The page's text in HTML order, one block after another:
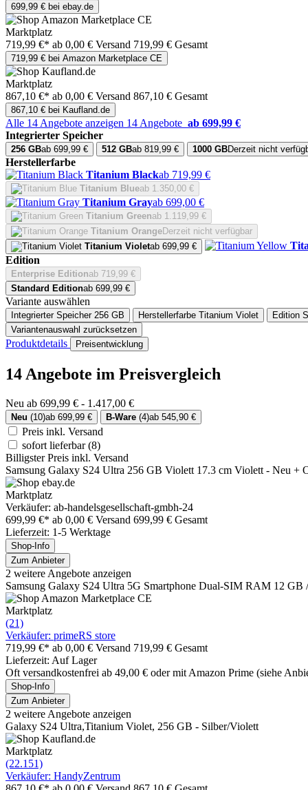
699,99 € bei ebay.de
Marktplatz
719,99 €* ab 0,00 € Versand 719,99 € Gesamt
719,99 € bei Amazon Marketplace CE
Marktplatz
867,10 €* ab 0,00 € Versand 867,10 € Gesamt
867,10 € bei Kaufland.de
Alle 14 Angebote anzeigen 14 Angebote ab 699,99 €
Integrierter Speicher
256 GBab 699,99 € 512 GBab 819,99 € 1000 GBDerzeit nicht
Herstellerfarbe
Titanium Blackab 719,99 €
Titanium Blueab 1.350,00 €
Titanium Grayab 699,00 €
Titanium Greenab 1.119,99 €
Titanium OrangeDerzeit nicht verfügbar
Titanium Violetab 699,99 €
Edition
Enterprise Editionab 719,99 €
Standard Editionab 699,99 €
Variante auswählen
Integrierter Speicher 256 GB Herstellerfarbe Titanium Violet Edition
Variantenauswahl zurücksetzen
Produktdetails Preisentwicklung
14 Angebote im Preisvergleich
Neu ab 699,99 € - 1.417,00 €
Neu (10)ab 699,99 € B-Ware (4)ab 545,90 €
Preis inkl. Versand
sofort lieferbar(8)
Billigster Preis inkl. Versand
Samsung Galaxy S24 Ultra 256 GB Violett 17.3 cm Violett - Neu +
Marktplatz
Verkäufer: ab-handelsgesellschaft-gmbh-24
699,99 €* ab 0,00 € Versand 699,99 € Gesamt
Lieferzeit: 1-5 Werktage
Shop-Info
Zum Anbieter
2 weitere Angebote anzeigen
Samsung Galaxy S24 Ultra 5G Smartphone Dual-SIM RAM 12
Marktplatz
(21)
Verkäufer: primeRS store
719,99 €* ab 0,00 € Versand 719,99 € Gesamt
Lieferzeit: Auf Lager
Oft versandkostenfrei ab 49,00 € oder mit Amazon Prime (siehe
Shop-Info
Zum Anbieter
2 weitere Angebote anzeigen
Galaxy S24 Ultra,Titanium Violet, 256 GB - Silber/Violett
Marktplatz
(22.151)
Verkäufer: HandyZentrum